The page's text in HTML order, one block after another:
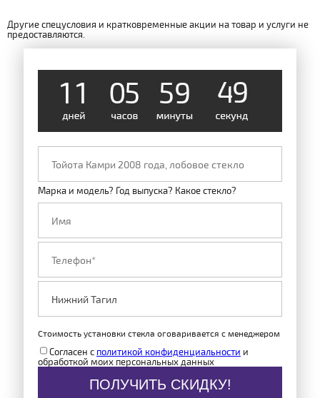
Другие спецусловия и кратковременные акции на товар и услуги не
предоставляются.
1 1 05 59 49
Марка и модель? Год выпуска? Какое стекло?
Стоимость установки стекла оговаривается с менеджером
Согласен с политикой конфиденциальности и
обработкой моих персональных данных
ПОЛУЧИТЬ СКИДКУ!